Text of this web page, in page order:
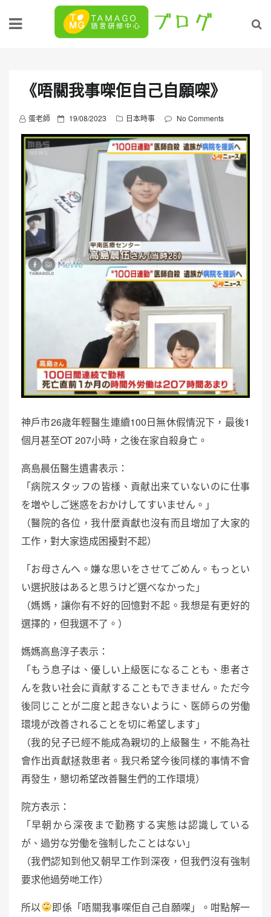
《唔關我事㗎佢自己自願㗎》
蛋老師
P
o
s
o
19/08/2023 日本時事 No Comments
神戶市26歲年輕醫生連續100日無休假情況下，最後1
個月甚至OT 207小時，之後在家自殺身亡。
高島晨伍醫生遺書表示：
「病院スタッフの皆様、貢献出来ていないのに仕事
を増やしご迷惑をおかけしてすいません。」
（醫院的各位，我什麼貢獻也沒有而且增加了大家的
工作，對大家造成困擾對不起）
「お母さんへ。嫌な思いをさせてごめん。もっとい
い選択肢はあると思うけど選べなかった」
（媽媽，讓你有不好的回憶對不起。我想是有更好的
選擇的，但我選不了。）
媽媽高島淳子表示：
「もう息子は、優しい上級医になることも、患者さ
んを救い社会に貢献することもできません。ただ今
後同じことが二度と起きないように、医師らの労働
環境が改善されることを切に希望します」
（我的兒子已經不能成為親切的上級醫生，不能為社
會作出貢獻拯救患者。我只希望今後同樣的事情不會
再發生，懇切希望改善醫生們的工作環境）
院方表示：
「早朝から深夜まで勤務する実態は認識している
が、過労な労働を強制したことはない」
（我們認知到他又朝早工作到深夜，但我們沒有強制
要求他過勞哋工作）
所以
即係「唔關我事㗎佢自己自願㗎」。咁點解一